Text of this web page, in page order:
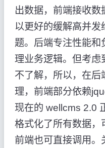
出数据，前端接收
以更好的缓解高并发
题。后端专注性能和
理业务逻辑。但考虑
不了解，所以，在后
理，前端部分依赖
现在的 wellcms 2.0
格式化了所有数据，
前端也可直接调用。